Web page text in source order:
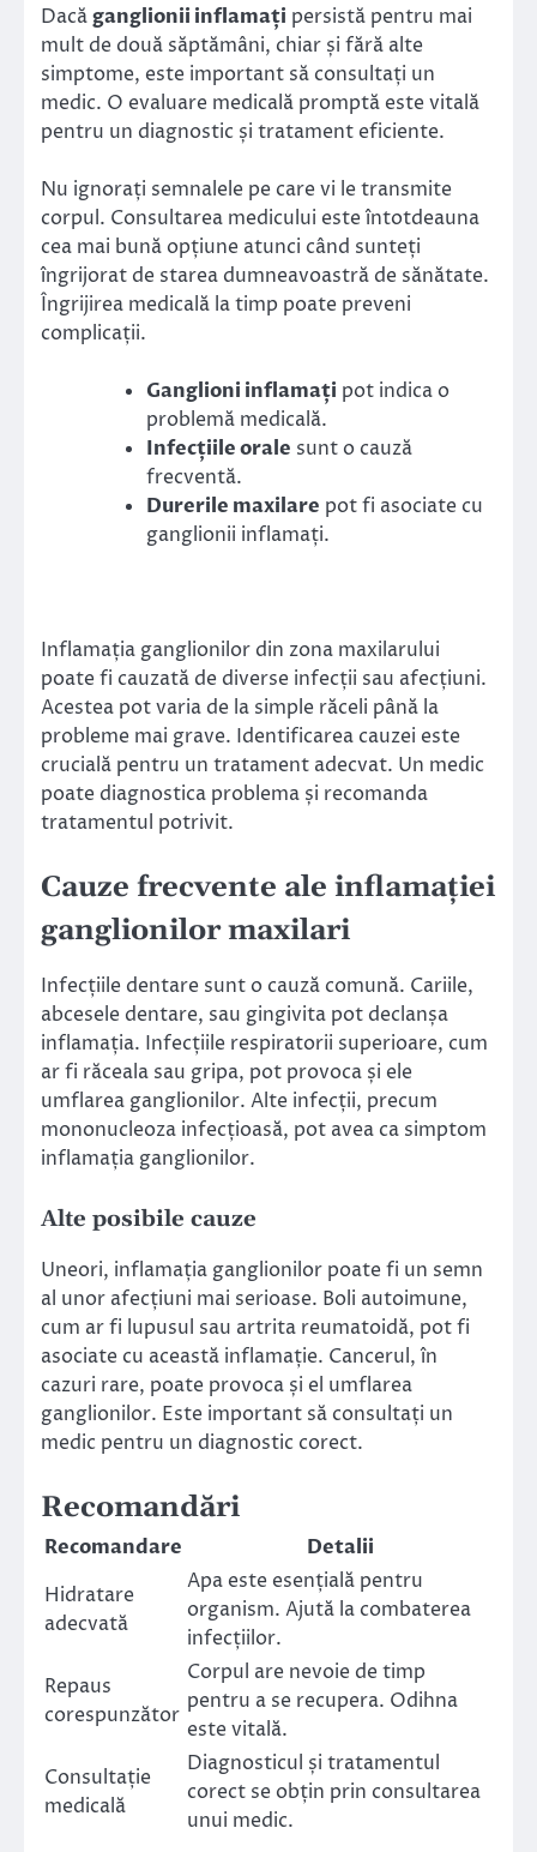
Dacăganglionii inflamați persistă pentru mai
mult de două săptămâni, chiar și fără alte
simptome, este important să consultați un
medic. O evaluare medicală promptă este vitală
pentru un diagnostic și tratament eficiente.
Nu ignorați semnalele pe care vi le transmite
corpul. Consultarea medicului este întotdeauna
cea mai bună opțiune atunci când sunteți
îngrijorat de starea dumneavoastră de sănătate.
Îngrijirea medicală la timp poate preveni
complicații.
Ganglioni inflamați pot indica o
problemă medicală.
Infecțiile orale sunt o cauză
frecventă.
Durerile maxilare pot fi asociate cu
ganglionii inflamați.
Inflamația ganglionilor din zona maxilarului
poate fi cauzată de diverse infecții sau afecțiuni.
Acestea pot varia de la simple răceli până la
probleme mai grave. Identificarea cauzei este
crucială pentru un tratament adecvat. Un medic
poate diagnostica problema și recomanda
tratamentul potrivit.
Cauze frecvente ale inflamației
ganglionilor maxilari
Infecțiile dentare sunt o cauză comună. Cariile,
abcesele dentare, sau gingivita pot declanșa
inflamația. Infecțiile respiratorii superioare, cum
ar fi răceala sau gripa, pot provoca și ele
umflarea ganglionilor. Alte infecții, precum
mononucleoza infecțioasă, pot avea ca simptom
inflamația ganglionilor.
Alte posibile cauze
Uneori, inflamația ganglionilor poate fi un semn
al unor afecțiuni mai serioase. Boli autoimune,
cum ar fi lupusul sau artrita reumatoidă, pot fi
asociate cu această inflamație. Cancerul, în
cazuri rare, poate provoca și el umflarea
ganglionilor. Este important să consultați un
medic pentru un diagnostic corect.
Recomandări
Recomandare
Detalii
Hidratare
adecvată
Apa este esențială pentru
organism. Ajută la combaterea
infecțiilor.
Repaus
corespunzător
Corpul are nevoie de timp
pentru a se recupera. Odihna
este vitală.
Consultație
medicală
Diagnosticul și tratamentul
corect se obțin prin consultarea
unui medic.